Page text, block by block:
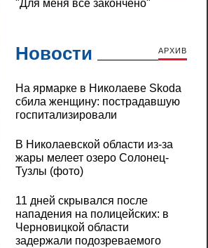
Новости АРХИВ
На ярмарке в Николаеве Skoda
сбила женщину: пострадавшую
госпитализировали
В Николаевской области из-за
жары мелеет озеро Солонец-
Тузлы (фото)
11 дней скрывался после
нападения на полицейских: в
Черновицкой области
задержали подозреваемого